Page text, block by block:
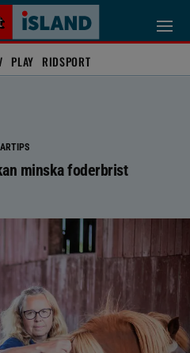
PLAY RIDSPORT
minska foderbrist